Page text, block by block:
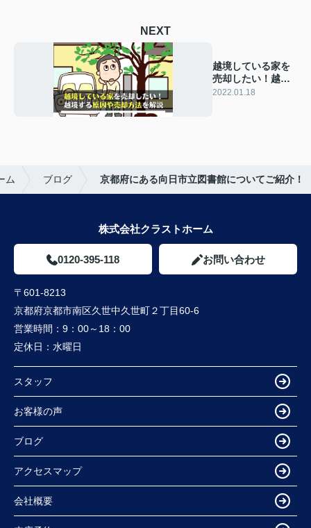
NEXT
越境している家を
売却したい！越境
する原因や売却方
2022.01.18
ム ブログ 京都府にある向日市立図書館についてご紹介！
株式会社クラストホーム
0120-395-118 お問い合わせ
〒601-8213
京都府京都市南区久世中久世町２丁目60-6
営業時間： 9：00～18：00
定休日： 水曜日
スタッフ
お客様の声
ブログ
アクセスマップ
会社概要